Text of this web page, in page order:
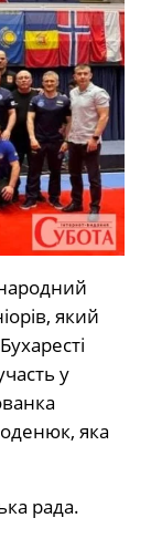
який
у
яка
рада.